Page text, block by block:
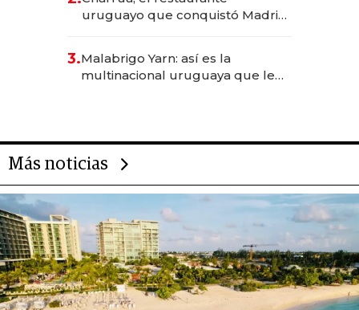
millones
uruguayo que conquistó Madrid:
anticipación y prepara apertura
3.Malabrigo Yarn: así es la
multinacional uruguaya que le
Más noticias